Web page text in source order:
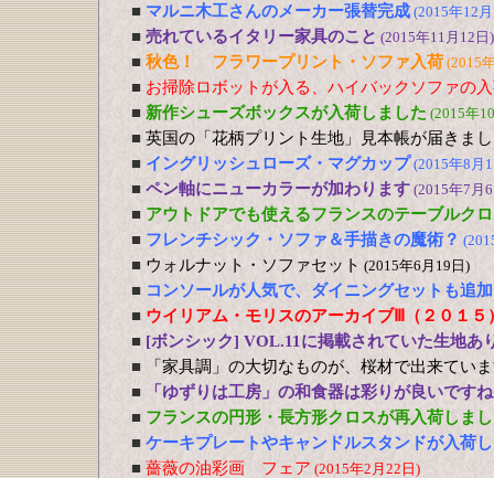
■ マルニ木工さんのメーカー張替完成 (2015年12
■ 売れているイタリー家具のこと (2015年11月12日)
■ 秋色！ フラワープリント・ソファ入荷 (2015
■ お掃除ロボットが入る、ハイバックソファの
■ 新作シューズボックスが入荷しました (2015年
■ 英国の「花柄プリント生地」見本帳が届きま
■ イングリッシュローズ・マグカップ (2015年8月
■ ペン軸にニューカラーが加わります (2015年7月
■ アウトドアでも使えるフランスのテーブルク
■ フレンチシック・ソファ＆手描きの魔術？
■ ウォルナット・ソファセット (2015年6月19日)
■ コンソールが人気で、ダイニングセットも追
■ ウイリアム・モリスのアーカイブⅢ（２０１５
■ [ボンシック] VOL.11に掲載されていた生地あ
■
「家具調」の大切なものが、桜材で出来てい
■
「ゆずりは工房」の和食器は彩りが良いです
■ フランスの円形・長方形クロスが再入荷しま
■ ケーキプレートやキャンドルスタンドが入荷
■ 薔薇の油彩画 フェア (2015年2月22日)